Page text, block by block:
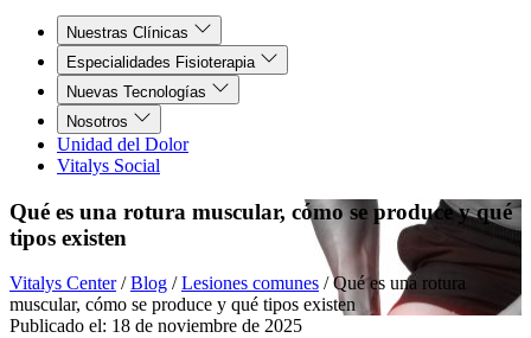
Nuestras Clínicas
Especialidades Fisioterapia
Nuevas Tecnologías
Nosotros
Unidad del Dolor
Vitalys Social
Qué es una rotura muscular, cómo se produce y qué
tipos existen
Vitalys Center / Blog / Lesiones comunes /Qué es una rotura
muscular, cómo se produce y qué tipos existen
Publicado el: 18 de noviembre de 2025